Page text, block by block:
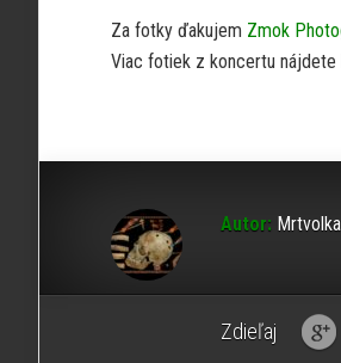
Za fotky ďakujem Zmok
Viac fotiek z koncertu
Autor: Mrtvolka
Zdieľaj